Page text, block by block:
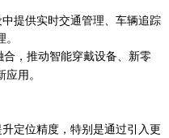
提供实时交通管理、车辆追踪
合，推动智能穿戴设备、新零
用。
定位精度，特别是通过引入更